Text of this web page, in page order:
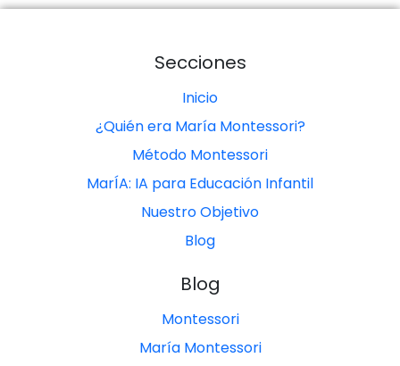
Secciones
Inicio
¿Quién era María Montessori?
Método Montessori
MarÍA: IA para Educación Infantil
Nuestro Objetivo
Blog
Blog
Montessori
María Montessori